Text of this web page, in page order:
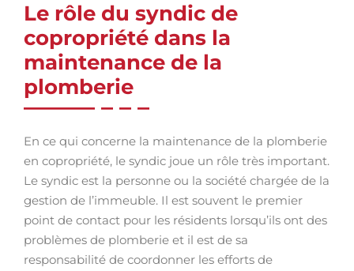
Le rôle du syndic de
copropriété dans la
maintenance de la
plomberie
En ce qui concerne la maintenance de la plomberie
en copropriété, le syndic joue un rôle très important.
Le syndic est la personne ou la société chargée de la
gestion de l’immeuble. Il est souvent le premier
point de contact pour les résidents lorsqu’ils ont des
problèmes de plomberie et il est de sa
responsabilité de coordonner les efforts de